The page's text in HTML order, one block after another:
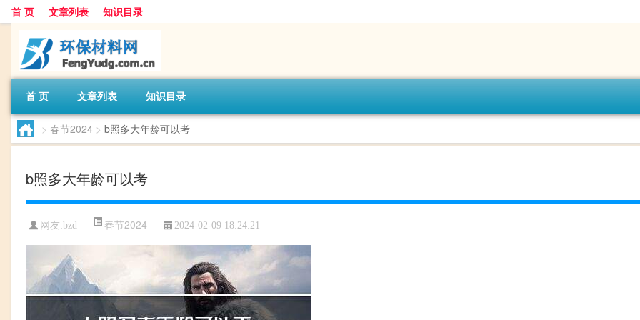
首 页 文章列表 知识目录
首 页 文章列表 知识目录
> 春节2024 > b照多大年龄可以考
b照多大年龄可以考
网友:bzd 春节2024 2024-02-09 18:24:21